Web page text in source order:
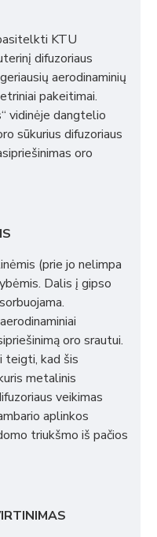
KTU
difuzoriaus
aerodinaminių
pakeitimai.
vidinėje dangtelio
sūkurius difuzoriaus
oro
(prie jo nelimpa
Dalis į gipso
oro srautui.
teigti, kad šis
metalinis
veikimas
aplinkos
triukšmo iš pačios